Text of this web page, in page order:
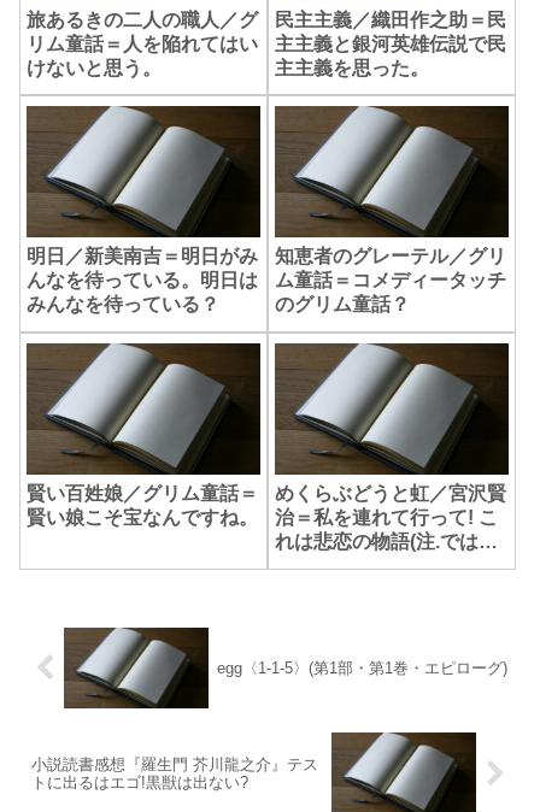
旅あるきの二人の職人／グ
リム童話＝人を陥れてはい
けないと思う。
民主主義／織田作之助＝民
主主義と銀河英雄伝説で民
主主義を思った。
明日／新美南吉＝明日がみ
んなを待っている。明日は
みんなを待っている？
知恵者のグレーテル／グリ
ム童話＝コメディータッチ
のグリム童話？
賢い百姓娘／グリム童話＝
賢い娘こそ宝なんですね。
めくらぶどうと虹／宮沢賢
治＝私を連れて行って! こ
れは悲恋の物語(注.ではあ
りません)
egg〈1-1-5〉(第1部・第1巻・エピローグ)
小説読書感想『羅生門 芥川龍之介』テス
トに出るはエゴ!黒獣は出ない?